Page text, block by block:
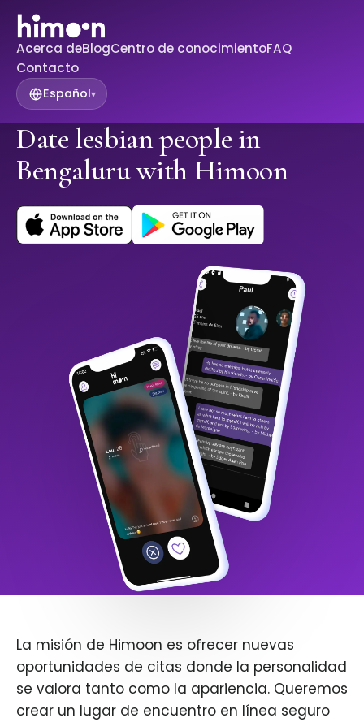
Acerca deBlogCentro de conocimientoFAQ
Contacto
Español▾
Date lesbian people in
Bengaluru with Himoon
La misión de Himoon es ofrecer nuevas
oportunidades de citas donde la personalidad
se valora tanto como la apariencia. Queremos
crear un lugar de encuentro en línea seguro